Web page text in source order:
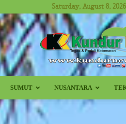
Saturday, August 8, 2026
SUMUT NUSANTARA